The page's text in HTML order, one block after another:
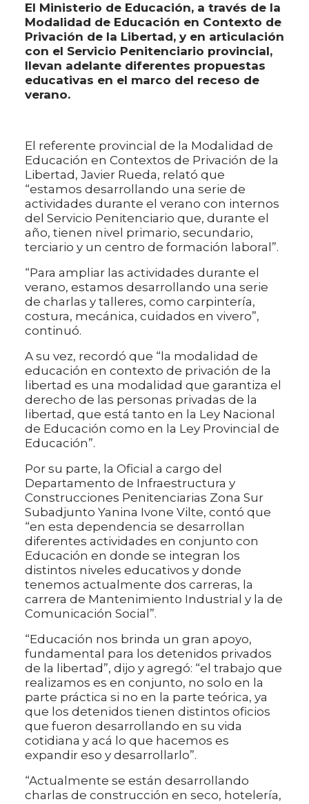
El Ministerio de Educación, a través de la
Modalidad de Educación en Contexto de
Privación de la Libertad, y en articulación
con el Servicio Penitenciario provincial,
llevan adelante diferentes propuestas
educativas en el marco del receso de
verano.
El referente provincial de la Modalidad de
Educación en Contextos de Privación de la
Libertad, Javier Rueda, relató que
“estamos desarrollando una serie de
actividades durante el verano con internos
del Servicio Penitenciario que, durante el
año, tienen nivel primario, secundario,
terciario y un centro de formación laboral”.
“Para ampliar las actividades durante el
verano, estamos desarrollando una serie
de charlas y talleres, como carpintería,
costura, mecánica, cuidados en vivero”,
continuó.
A su vez, recordó que “la modalidad de
educación en contexto de privación de la
libertad es una modalidad que garantiza el
derecho de las personas privadas de la
libertad, que está tanto en la Ley Nacional
de Educación como en la Ley Provincial de
Educación”.
Por su parte, la Oficial a cargo del
Departamento de Infraestructura y
Construcciones Penitenciarias Zona Sur
Subadjunto Yanina Ivone Vilte, contó que
“en esta dependencia se desarrollan
diferentes actividades en conjunto con
Educación en donde se integran los
distintos niveles educativos y donde
tenemos actualmente dos carreras, la
carrera de Mantenimiento Industrial y la de
Comunicación Social”.
“Educación nos brinda un gran apoyo,
fundamental para los detenidos privados
de la libertad”, dijo y agregó: “el trabajo que
realizamos es en conjunto, no solo en la
parte práctica si no en la parte teórica, ya
que los detenidos tienen distintos oficios
que fueron desarrollando en su vida
cotidiana y acá lo que hacemos es
expandir eso y desarrollarlo”.
“Actualmente se están desarrollando
charlas de construcción en seco, hotelería,